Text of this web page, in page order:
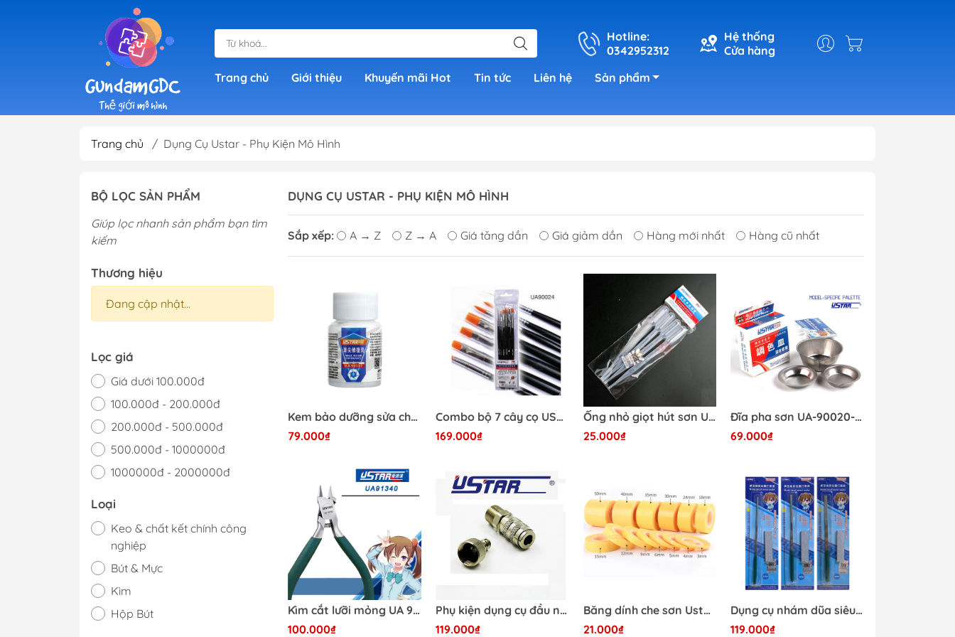
Hotline:
0342952312
Hệ thống
Cửa hàng
Trang chủ
Giới thiệu Khuyến mãi Hot Tin tức Liên hệ Sản phẩm
HG Gundam ( High Grade )
RG 1/144 Gundam (Real
MG 1/100 Gundam (Master
MGEX Gundam ( Master
Gundam Bandai
Dụng Cụ Dspiae
Trang chủ / Dụng Cụ Ustar - Phụ Kiện Mô Hình
DỤNG CỤ USTAR - PHỤ KIỆN MÔ HÌNH
Sắp xếp: A → Z Z → A Giá tăng dần Giá giảm dần Hàng mới nhất Hàng cũ nhất
Kem bảo dưỡng sửa chữa ngòi bút, cọ vẽ UA-90107 Ustar Brush repair cream
79.000₫
Combo bộ 7 cây cọ USTAR UA-90024 6972851080316
169.000₫
Ống nhỏ giọt hút sơn UA90015-UA90111 Ustar
25.000₫
Đĩa pha sơn UA-90020-UA90020A-UA90019-UA90017-UA90119 USTAR
69.000₫
Kìm cắt lưỡi mỏng UA 91340 Ustar - Dụng cụ mô hình
100.000₫
Phụ kiện dụng cụ đầu nối nhanh Airbrush Ustar 170178
119.000₫
Băng dính che sơn Ustar - Dụng cụ mô hình
21.000₫
Dụng cụ nhám dũa siêu mỏng nhỏ Metal sander Ustar UA 90696-97-98 - Dụng cụ mô hình
119.000₫
BỘ LỌC SẢN PHẨM
Giúp lọc nhanh sản phẩm bạn tìm
kiếm
Thương hiệu
Đang cập nhật...
Lọc giá
Giá dưới 100.000đ
100.000đ - 200.000đ
200.000đ - 500.000đ
500.000đ - 1000000đ
1000000đ - 2000000đ
Loại
Keo & chất kết chính công
nghiệp
Bút & Mực
Kìm
Hộp Bút